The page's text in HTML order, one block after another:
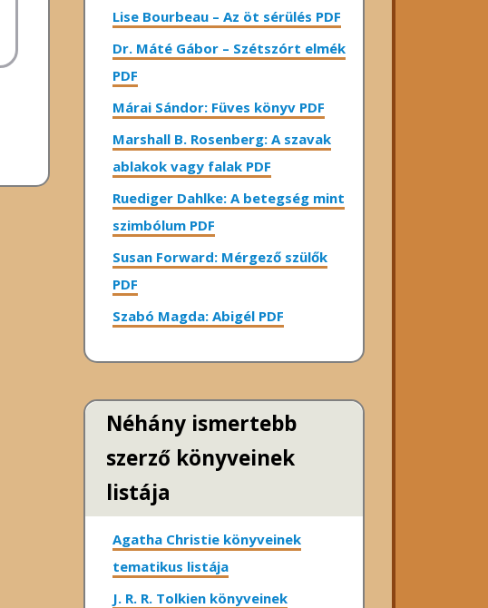
Lise Bourbeau – Az öt sérülés PDF
Dr. Máté Gábor – Szétszórt elmék
PDF
Márai Sándor: Füves könyv PDF
Marshall B. Rosenberg: A szavak
ablakok vagy falak PDF
Ruediger Dahlke: A betegség mint
szimbólum PDF
Susan Forward: Mérgező szülők
PDF
Szabó Magda: Abigél PDF
Néhány ismertebb
szerző könyveinek
listája
Agatha Christie könyveinek
tematikus listája
J. R. R. Tolkien könyveinek